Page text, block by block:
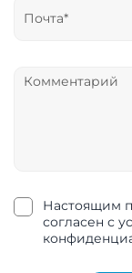
Настоящим
согласен с